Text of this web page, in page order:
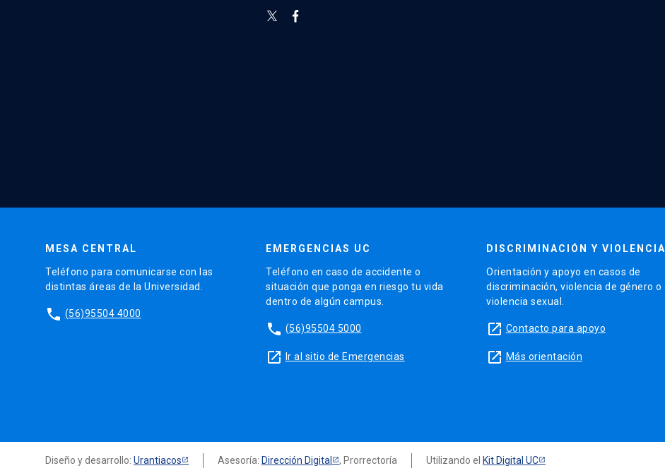
MESA CENTRAL
Teléfono para comunicarse con las
distintas áreas de la Universidad.
phone (56)95504 4000
EMERGENCIAS UC
Teléfono en caso de accidente o
situación que ponga en riesgo tu vida
dentro de algún campus.
phone (56)95504 5000
launch Ir al sitio de Emergencias
DISCRIMINACIÓN Y VIOLENCIA
Orientación y apoyo en casos de
discriminación, violencia de género o
violencia sexual.
launch Contacto para apoyo
launch Más orientación
Diseño y desarrollo: Urantiacos Asesoría: Dirección Digital , Prorrectoría Utilizando el Kit Digital UC